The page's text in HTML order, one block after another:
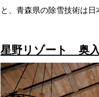
と、青森県の除雪技術は
星野リゾート 奥